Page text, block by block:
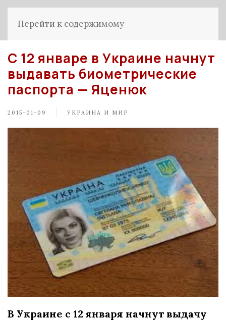
Перейти к содержимому
С 12 январе в Украине начнут
выдавать биометрические
паспорта — Яценюк
2015-01-09 УКРАИНА И МИР
В Украине с 12 января начнут выдачу